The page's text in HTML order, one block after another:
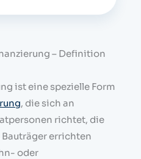
– Definition
ist eine spezielle Form
, die sich an
richtet, die
errichten
oder